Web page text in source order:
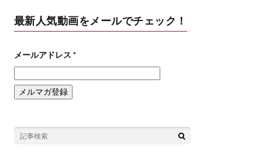
最新人気動画をメールでチェック！
メールアドレス *